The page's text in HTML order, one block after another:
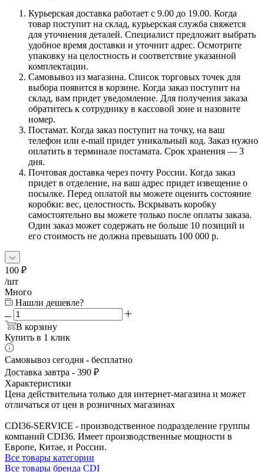
Курьерская доставка работает с 9.00 до 19.00. Когда
товар поступит на склад, курьерская служба свяжется
для уточнения деталей. Специалист предложит выбрать
удобное время доставки и уточнит адрес. Осмотрите
упаковку на целостность и соответствие указанной
комплектации.
Самовывоз из магазина. Список торговых точек для
выбора появится в корзине. Когда заказ поступит на
склад, вам придет уведомление. Для получения заказа
обратитесь к сотруднику в кассовой зоне и назовите
номер.
Постамат. Когда заказ поступит на точку, на ваш
телефон или e-mail придет уникальный код. Заказ нужно
оплатить в терминале постамата. Срок хранения — 3
дня.
Почтовая доставка через почту России. Когда заказ
придет в отделение, на ваш адрес придет извещение о
посылке. Перед оплатой вы можете оценить состояние
коробки: вес, целостность. Вскрывать коробку
самостоятельно вы можете только после оплаты заказа.
Один заказ может содержать не больше 10 позиций и
его стоимость не должна превышать 100 000 р.
100 ₽
/шт
Много
Нашли дешевле?
В корзину
Купить в 1 клик
Самовывоз сегодня - бесплатно
Доставка завтра - 390 ₽
Характеристики
Цена действительна только для интернет-магазина и может
отличаться от цен в розничных магазинах
CDI36-SERVICE - производственное подразделение группы
компаний CDI36. Имеет производственные мощности в
Европе, Китае, и России.
Все товары категории
Все товары бренда CDI